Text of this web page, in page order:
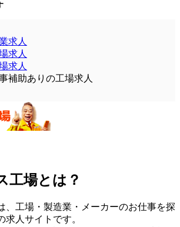
求人
求人
求人
補助ありの工場求人
工場とは？
、工場・製造業・メーカーのお仕事を探
求人サイトです。